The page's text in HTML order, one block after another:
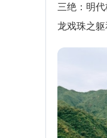
三绝：明
龙戏珠之躯